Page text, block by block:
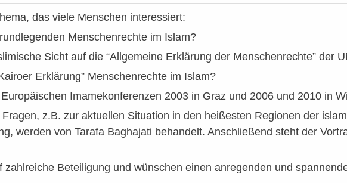
das viele Menschen interessiert:
Menschenrechte im Islam?
Sicht auf die “Allgemeine Erklärung der Menschenrechte” der
Erklärung” Menschenrechte im Islam?
Imamekonferenzen 2003 in Graz und 2006 und 2010 in
z.B. zur aktuellen Situation in den heißesten Regionen der
werden von Tarafa Baghajati behandelt. Anschließend steht der
zahlreiche Beteiligung und wünschen einen anregenden und